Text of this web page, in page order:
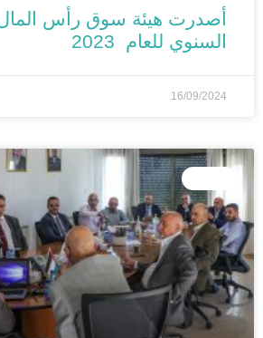
أصدرت هيئة سوق رأس المال
السنوي للعام 2023
16/09/2024